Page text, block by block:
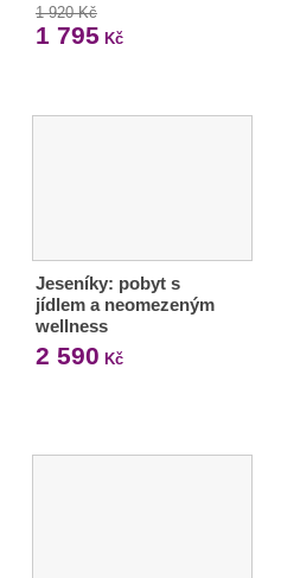
1 920 Kč
1 795 Kč
Jeseníky: pobyt s
jídlem a neomezeným
wellness
2 590 Kč